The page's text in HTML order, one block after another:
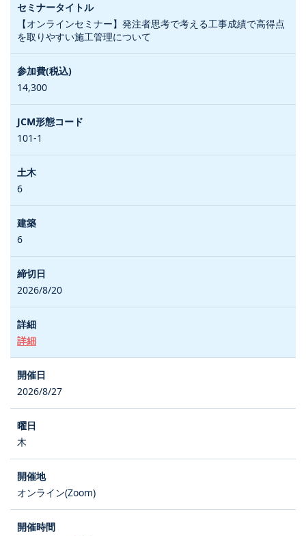
【オンラインセミナー】発注者思考で考える工事成績で高得点
を取りやすい施工管理について
14,300
101-1
6
6
2026/8/20
詳細
2026/8/27
木
オンライン(Zoom)